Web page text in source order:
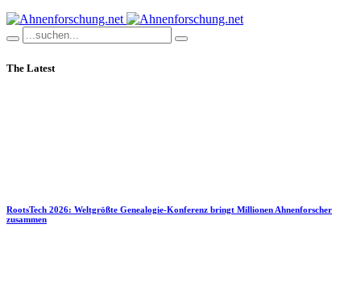
The Latest
RootsTech 2026: Weltgrößte Genealogie-Konferenz bringt Millionen Ahnenforscher
zusammen